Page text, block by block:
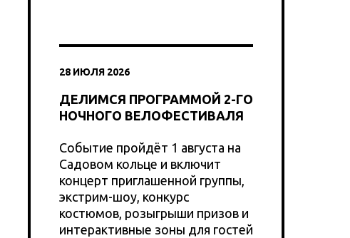
28 ИЮЛЯ 2026
ДЕЛИМСЯ ПРОГРАММОЙ 2-ГО
НОЧНОГО ВЕЛОФЕСТИВАЛЯ
Событие пройдёт 1 августа на
Садовом кольце и включит
концерт приглашенной группы,
экстрим-шоу, конкурс
костюмов, розыгрыши призов и
интерактивные зоны для гостей